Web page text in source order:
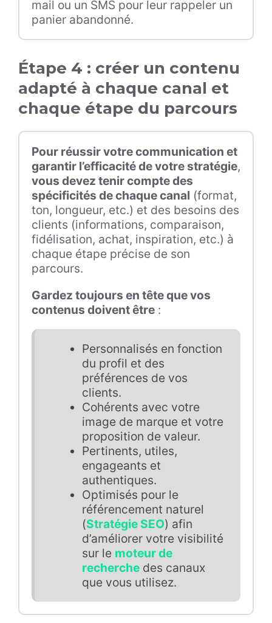
mail ou un SMS pour leur rappeler un
panier abandonné.
Étape 4 : créer un contenu
adapté à chaque canal et
chaque étape du parcours
Pour réussir votre communication et
garantir l’efficacité de votre stratégie,
vous devez tenir compte des
spécificités de chaque canal (format,
ton, longueur, etc.) et des besoins des
clients (informations, comparaison,
fidélisation, achat, inspiration, etc.) à
chaque étape précise de son
parcours.
Gardez toujours en tête que vos
contenus doivent être :
Personnalisés en fonction
du profil et des
préférences de vos
clients.
Cohérents avec votre
image de marque et votre
proposition de valeur.
Pertinents, utiles,
engageants et
authentiques.
Optimisés pour le
référencement naturel
(Stratégie SEO) afin
d’améliorer votre visibilité
sur le moteur de
recherchedes canaux
que vous utilisez.